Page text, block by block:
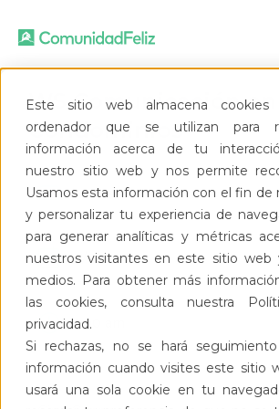
Este sitio web almacena
ordenador que se utilizan para
información acerca de tu
nuestro sitio web y nos permite
Usamos esta información con el fin de
y personalizar tu experiencia de
para generar analíticas y métricas
nuestros visitantes en este sitio web
medios. Para obtener más
las cookies, consulta nuestra
privacidad.
Si rechazas, no se hará
información cuando visites este sitio
usará una sola cookie en tu
WS Comunicación en
Condominios
Online
17/9/26
11:00 am